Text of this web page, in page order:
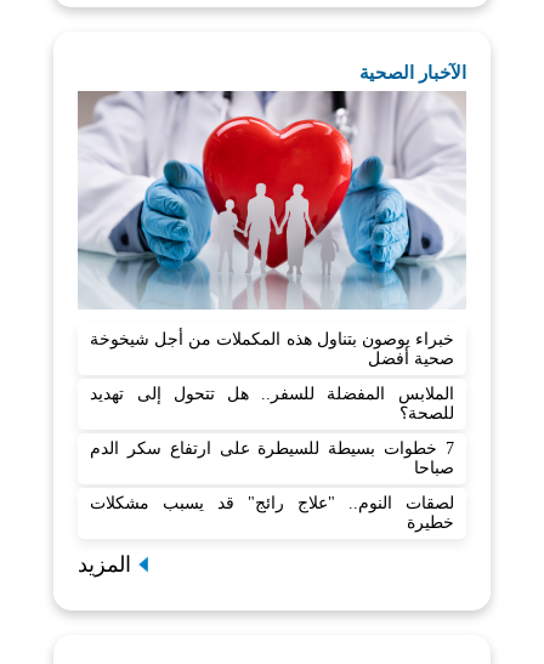
الآخبار الصحية
خبراء يوصون بتناول هذه المكملات من أجل شيخوخة
صحية أفضل
الملابس المفضلة للسفر.. هل تتحول إلى تهديد
للصحة؟
7 خطوات بسيطة للسيطرة على ارتفاع سكر الدم
صباحا
لصقات النوم.. "علاج رائج" قد يسبب مشكلات
خطيرة
المزيد